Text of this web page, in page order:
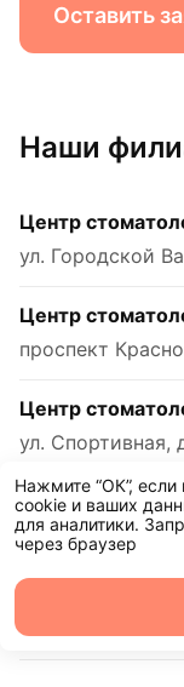
Оставить
Наши
Центр
ул. Городской
Центр
проспект
Центр
ул. Спортивная,
Центр
ул. Ленина, д.2,
Центр
улица Кирова, 19
Нажмите “ОК”, если
cookie и ваших
для аналитики.
через браузер